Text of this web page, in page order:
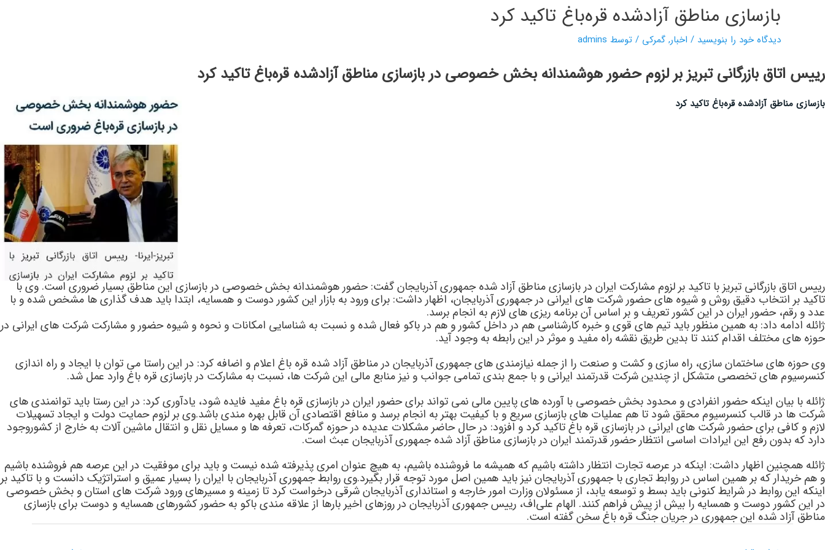
بازسازی مناطق آزاد‌شده قره‌باغ تاکید کرد
دیدگاه‌ خود را بنویسید / اخبار, گمرکی / توسط admins
رییس اتاق بازرگانی تبریز بر لزوم حضور هوشمندانه بخش خصوصی در بازسازی مناطق آزاد‌شده قره‌باغ تاکید کرد
بازسازی مناطق آزاد‌شده قره‌باغ تاکید کرد
رییس اتاق بازرگانی تبریز با تاکید بر لزوم مشارکت ایران در بازسازی مناطق آزاد شده جمهوری آذربایجان گفت: حضور هوشمندانه بخش خصوصی در بازسازی این مناطق بسیار ضروری است. وی با
تاکید بر انتخاب دقیق روش و شیوه های حضور شرکت های ایرانی در جمهوری آذربایجان، اظهار داشت: برای ورود به بازار این کشور دوست و همسایه، ابتدا باید هدف گذاری ها مشخص شده و با
عدد و رقم، حضور ایران در این کشور تعریف و بر اساس آن برنامه ریزی های لازم به انجام برسد.
ژائله ادامه داد: به همین منظور باید تیم های قوی و خبره کارشناسی هم در داخل کشور و هم در باکو فعال شده و نسبت به شناسایی امکانات و نحوه و شیوه حضور و مشارکت شرکت های ایرانی در
حوزه های مختلف اقدام کنند تا بدین طریق نقشه راه مفید و موثر در این رابطه به وجود آید.
وی حوزه های ساختمان سازی، راه سازی و کشت و صنعت را از جمله نیازمندی های جمهوری آذربایجان در مناطق آزاد شده قره باغ اعلام و اضافه کرد: در این راستا می توان با ایجاد و راه اندازی
کنسرسیوم های تخصصی متشکل از چندین شرکت قدرتمند ایرانی و با جمع بندی تمامی جوانب و نیز منابع مالی این شرکت ها، نسبت به مشارکت در بازسازی قره باغ وارد عمل شد.
ژائله با بیان اینکه حضور انفرادی و محدود بخش خصوصی با آورده های پایین مالی نمی تواند برای حضور ایران در بازسازی قره باغ مفید فایده شود، یادآوری کرد: در این رستا باید توانمندی های
شرکت ها در قالب کنسرسیوم محقق شود تا هم عملیات های بازسازی سریع و با کیفیت بهتر به انجام برسد و منافع اقتصادی آن قابل بهره مندی باشد.وی بر لزوم حمایت دولت و ایجاد تسهیلات
لازم و کافی برای حضور شرکت های ایرانی در بازسازی قره باغ تاکید کرد و افزود: در حال حاضر مشکلات عدیده در حوزه گمرکات، تعرفه ها و مسایل نقل و انتقال ماشین آلات به خارج از کشوروجود
دارد که بدون رفع این ایرادات اساسی انتظار حضور قدرتمند ایران در بازسازی مناطق آزاد شده جمهوری آذربایجان عبث است.
ژائله همچنین اظهار داشت: اینکه در عرصه تجارت انتظار داشته باشیم که همیشه ما فروشنده باشیم، به هیچ عنوان امری پذیرفته شده نیست و باید برای موفقیت در این عرصه هم فروشنده باشیم
و هم خریدار که بر همین اساس در روابط تجاری با جمهوری آذربایجان نیز باید همین اصل مورد توجه قرار بگیرد.وی روابط جمهوری آذربایجان با ایران را بسیار عمیق و استراتژیک دانست و با تاکید بر
اینکه این روابط در شرایط کنونی باید بسط و توسعه یابد، از مسئولان وزارت امور خارجه و استانداری آذربایجان شرقی درخواست کرد تا زمینه و مسیرهای ورود شرکت های استان و بخش خصوصی
در این کشور دوست و همسایه را بیش از پیش فراهم کنند. الهام علی‌اف، رییس جمهوری آذربایجان در روزهای اخیر بارها از علاقه مندی باکو به حضور کشورهای همسایه و دوست برای بازسازی
مناطق آزاد شده این جمهوری در جریان جنگ قره باغ سخن گفته است.